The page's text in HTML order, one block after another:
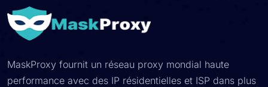
MaskProxy fournit un réseau proxy mondial haute
performance avec des IP résidentielles et ISP dans plus